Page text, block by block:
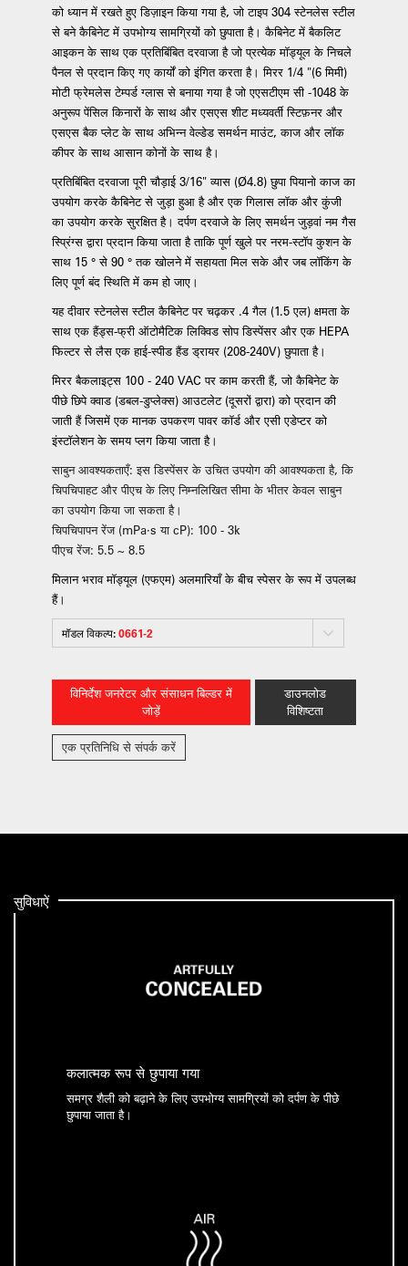
को ध्यान में रखते हुए डिज़ाइन किया गया है, जो टाइप 304 स्टेनलेस स्टील
से बने कैबिनेट में उपभोग्य सामग्रियों को छुपाता है। कैबिनेट में बैकलिट
आइकन के साथ एक प्रतिबिंबित दरवाजा है जो प्रत्येक मॉड्यूल के निचले
पैनल से प्रदान किए गए कार्यों को इंगित करता है। मिरर 1/4 "(6 मिमी)
मोटी फ्रेमलेस टेम्पर्ड ग्लास से बनाया गया है जो एएसटीएम सी -1048 के
अनुरूप पेंसिल किनारों के साथ और एसएस शीट मध्यवर्ती स्टिफ़नर और
एसएस बैक प्लेट के साथ अभिन्न वेल्डेड समर्थन माउंट, काज और लॉक
कीपर के साथ आसान कोनों के साथ है।
प्रतिबिंबित दरवाजा पूरी चौड़ाई 3/16" व्यास (Ø4.8) छुपा पियानो काज का
उपयोग करके कैबिनेट से जुड़ा हुआ है और एक गिलास लॉक और कुंजी
का उपयोग करके सुरक्षित है। दर्पण दरवाजे के लिए समर्थन जुड़वां नम गैस
स्प्रिंग्स द्वारा प्रदान किया जाता है ताकि पूर्ण खुले पर नरम-स्टॉप कुशन के
साथ 15 ° से 90 ° तक खोलने में सहायता मिल सके और जब लॉकिंग के
लिए पूर्ण बंद स्थिति में कम हो जाए।
यह दीवार स्टेनलेस स्टील कैबिनेट पर चढ़कर .4 गैल (1.5 एल) क्षमता के
साथ एक हैंड्स-फ्री ऑटोमैटिक लिक्विड सोप डिस्पेंसर और एक HEPA
फिल्टर से लैस एक हाई-स्पीड हैंड ड्रायर (208-240V) छुपाता है।
मिरर बैकलाइट्स 100 - 240 VAC पर काम करती हैं, जो कैबिनेट के
पीछे छिपे क्वाड (डबल-डुप्लेक्स) आउटलेट (दूसरों द्वारा) को प्रदान की
जाती हैं जिसमें एक मानक उपकरण पावर कॉर्ड और एसी एडेप्टर को
इंस्टॉलेशन के समय प्लग किया जाता है।
साबुन आवश्यकताएँ: इस डिस्पेंसर के उचित उपयोग की आवश्यकता है, कि
चिपचिपाहट और पीएच के लिए निम्नलिखित सीमा के भीतर केवल साबुन
का उपयोग किया जा सकता है।
चिपचिपापन रेंज (mPa·s या cP): 100 - 3k
पीएच रेंज: 5.5 ~ 8.5
मिलान भराव मॉड्यूल (एफएम) अलमारियाँ के बीच स्पेसर के रूप में उपलब्ध
हैं।
मॉडल विकल्प:0661-2
विनिर्देश जनरेटर और संसाधन बिल्डर में
जोड़ें
डाउनलोड
विशिष्टता
एक प्रतिनिधि से संपर्क करें
सुविधाऐं
कलात्मक रूप से छुपाया गया
समग्र शैली को बढ़ाने के लिए उपभोग्य सामग्रियों को दर्पण के पीछे
छुपाया जाता है।